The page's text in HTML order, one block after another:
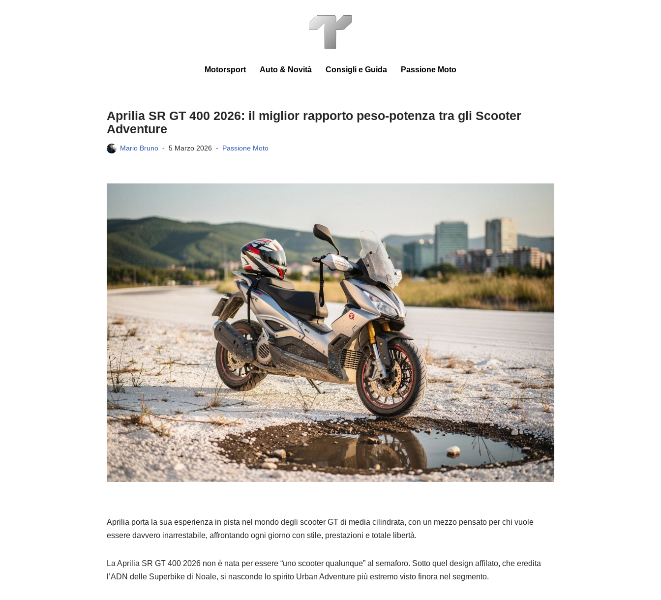
Motorsport
Auto & Novità Consigli e Guida Passione Moto
Aprilia SR GT 400 2026: il miglior rapporto peso‑potenza tra gli Scooter
Adventure
Mario Bruno 5 Marzo 2026 Passione Moto
Aprilia porta la sua esperienza in pista nel mondo degli scooter GT di media cilindrata, con un mezzo pensato per chi vuole
essere davvero inarrestabile, affrontando ogni giorno con stile, prestazioni e totale libertà.
La Aprilia SR GT 400 2026 non è nata per essere “uno scooter qualunque” al semaforo. Sotto quel design affilato, che eredita
l’ADN delle Superbike di Noale, si nasconde lo spirito Urban Adventure più estremo visto finora nel segmento.